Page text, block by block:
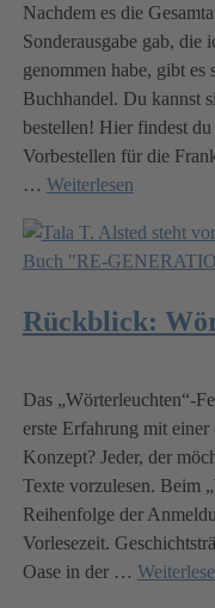
Nachdem es die
Sonderausgabe gab, die
genommen habe, gibt
Buchhandel. Du kannst
bestellen! Hier findest
Vorbestellen für die
… Weiterlesen
Rückblick:
Das „Wörterleuchten“-
erste Erfahrung mit
Konzept? Jeder, der
Texte vorzulesen. Beim
Reihenfolge der
Vorlesezeit.
Oase in der …